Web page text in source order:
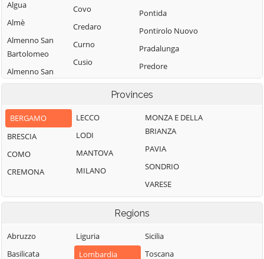
Algua
Almè
Almenno San
Bartolomeo
Almenno San
Salvatore
Lombardo
Ambivere
Antegnate
Arcene
Arzago d'Adda
Aviatico
Covo
Credaro
Curno
Cusio
Dalmine
Endine Gaiano
Entratico
Fara Gera d'Adda
Fara Olivana
Filago
Fino del Monte
Fiorano al Serio
Fontanella
Pontida
Pontirolo Nuovo
Pradalunga
Predore
Premolo
Presezzo
Pumenengo
Ranica
Ranzanico
Riva di Solto
Rogno
Roncobello
Roncola
Provinces
BERGAMO
BRESCIA
COMO
CREMONA
LECCO
LODI
MANTOVA
MILANO
MONZA E DELLA
BRIANZA
PAVIA
SONDRIO
VARESE
Regions
Abruzzo
Basilicata
Liguria
Lombardia
Sicilia
Toscana